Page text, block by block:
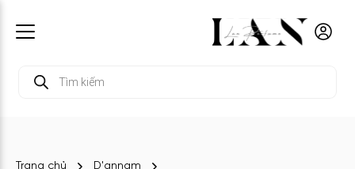
kiếm
Trang chủ
D'annam